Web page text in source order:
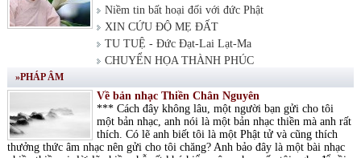
Niềm tin bất hoại đối với đức Phật
XIN CỨU ĐỘ MẸ ĐẤT
TU TUỆ - Đức Đạt-Lai Lạt-Ma
CHUYỂN HỌA THÀNH PHÚC
»PHÁP ÂM
Về bản nhạc Thiền Chân Nguyên
*** Cách đây không lâu, một người bạn gửi cho tôi
một bản nhạc, anh nói là một bản nhạc thiền mà anh rất
thích. Có lẽ anh biết tôi là một Phật tử và cũng thích
thưởng thức âm nhạc nên gửi cho tôi chăng? Anh bảo đây là một bài nhạc